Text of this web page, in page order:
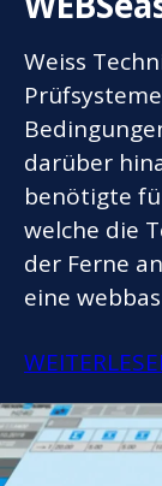
Weiss
darüber
benötigte
welche die
der Ferne
eine